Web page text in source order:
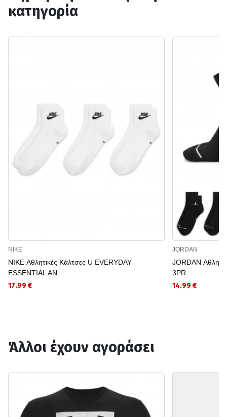
κατηγορία
NIKE
NIKE Αθλητικές Κάλτσες U EVERYDAY
ESSENTIAL AN
17.99 €
JORDAN
JORDAN
3PR
14.99 €
Άλλοι έχουν αγοράσει